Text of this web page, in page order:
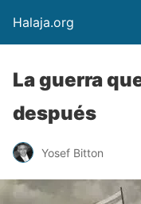
Halaja.org
La guerra
después
Yosef Bitton